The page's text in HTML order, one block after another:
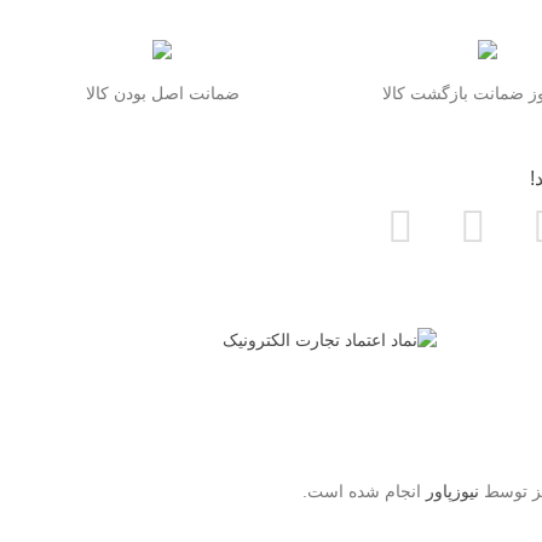
ضمانت بازگشت کالا ضمانت اصل بودن کالا
توسط نیوزپاور انجام شده است.